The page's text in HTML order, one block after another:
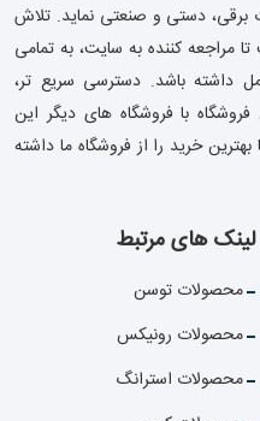
برقی، دستی و صنعتی نماید. تلاش
مراجعه کننده به سایت، به تمامی
داشته باشد. دسترسی سریع تر،
با فروشگاه های دیگر این
خرید را از فروشگاه ما داشته
لینک های مرتبط
محصولات توسن
محصولات رونیکس
محصولات استرانگ